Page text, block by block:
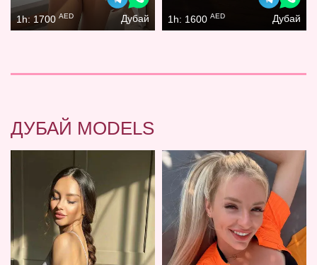
1h: 1700 AED Дубай 1h: 1600 AED Дубай
ДУБАЙ MODELS